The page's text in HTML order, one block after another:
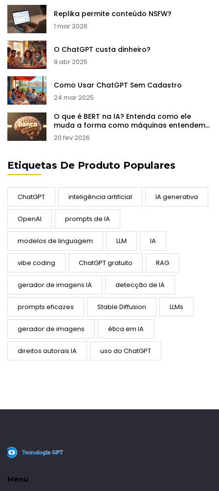
Replika permite conteúdo NSFW?
1 mar 2026
O ChatGPT custa dinheiro?
9 abr 2025
Como Usar ChatGPT Sem Cadastro
24 mar 2025
O que é BERT na IA? Entenda como ele
muda a forma como máquinas entendem
linguagem
20 fev 2026
Etiquetas De Produto Populares
ChatGPT inteligência artificial IA generativa
OpenAI prompts de IA
modelos de linguagem LLM IA
vibe coding ChatGPT gratuito RAG
gerador de imagens IA detecção de IA
prompts eficazes Stable Diffusion LLMs
gerador de imagens ética em IA
direitos autorais IA uso do ChatGPT
Menu